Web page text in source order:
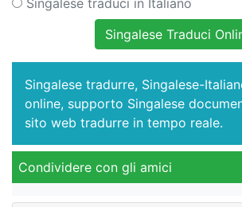
Singalese Traduci
Singalese tradurre, Singalese-
online, supporto Singalese
sito web tradurre in tempo reale.
Condividere con gli amici